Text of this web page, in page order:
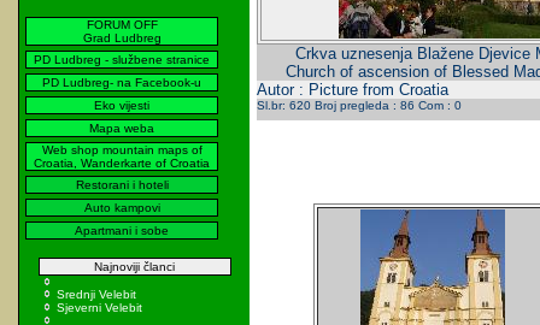
FORUM OFF
Grad Ludbreg
PD Ludbreg - službene stranice
PD Ludbreg- na Facebook-u
Eko vijesti
Mapa weba
Web shop mountain maps of
Croatia, Wanderkarte of Croatia
Restorani i hoteli
Auto kampovi
Apartmani i sobe
Najnoviji članci
Srednji Velebit
Sjeverni Velebit
Crkva uznesenja Blažene Djevice
Church of ascension of Blessed
Autor : Picture from Croatia
Sl.br: 620 Broj pregleda : 86 Com : 0